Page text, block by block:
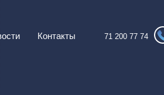
Контакты 71 200 77 74